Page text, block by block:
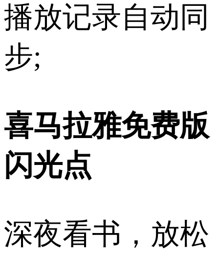
播放记录自动同
步;
喜马拉雅免费版
闪光点
深夜看书，放松